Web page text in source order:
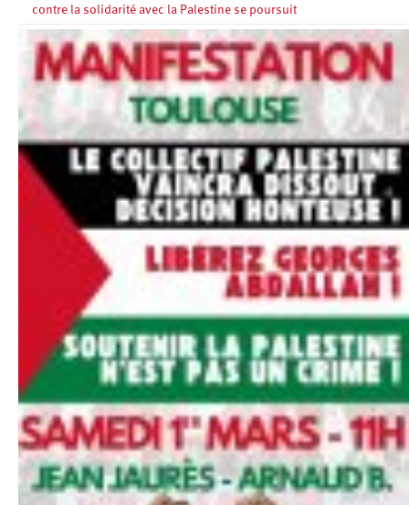
contre la solidarité avec la Palestine se poursuit